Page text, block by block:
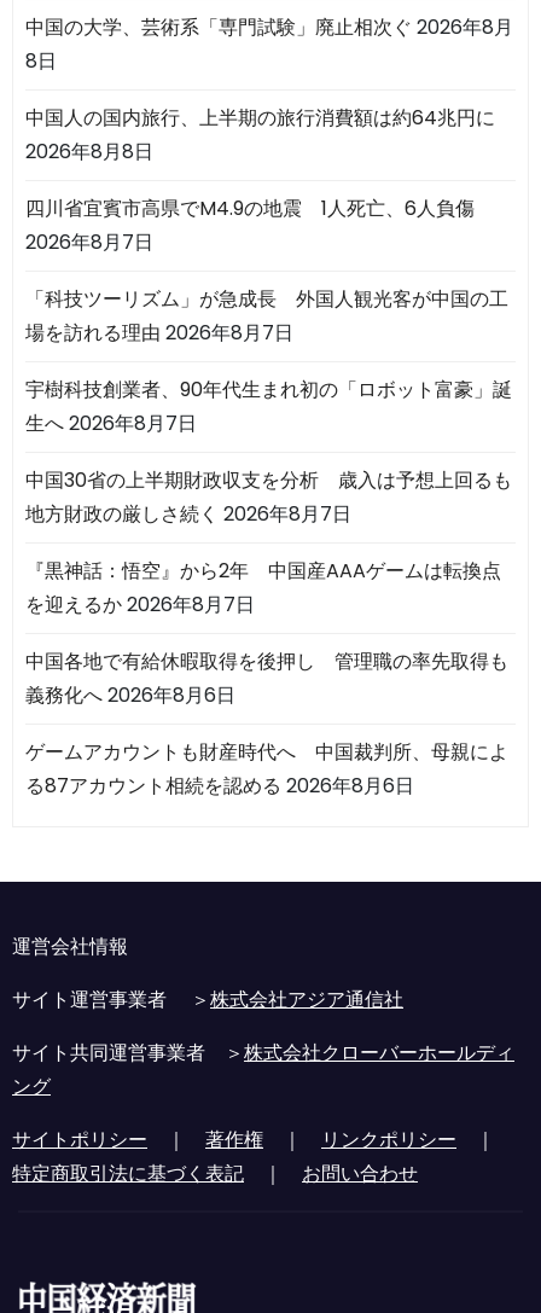
中国の大学、芸術系「専門試験」廃止相次ぐ 2026年8月
8日
中国人の国内旅行、上半期の旅行消費額は約64兆円に
2026年8月8日
四川省宜賓市高県でM4.9の地震 1人死亡、6人負傷
2026年8月7日
「科技ツーリズム」が急成長 外国人観光客が中国の工
場を訪れる理由 2026年8月7日
宇樹科技創業者、90年代生まれ初の「ロボット富豪」誕
生へ2026年8月7日
中国30省の上半期財政収支を分析 歳入は予想上回るも
地方財政の厳しさ続く 2026年8月7日
『黒神話：悟空』から2年 中国産AAAゲームは転換点
を迎えるか2026年8月7日
中国各地で有給休暇取得を後押し 管理職の率先取得も
義務化へ2026年8月6日
ゲームアカウントも財産時代へ 中国裁判所、母親によ
る87アカウント相続を認める 2026年8月6日
運営会社情報
サイト運営事業者 ＞株式会社アジア通信社
サイト共同運営事業者 ＞株式会社クローバーホールディ
ング
サイトポリシー ｜ 著作権 ｜ リンクポリシー ｜
特定商取引法に基づく表記 ｜ お問い合わせ